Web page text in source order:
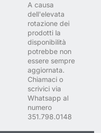
A causa
dell'elevata
rotazione dei
prodotti la
disponibilità
potrebbe non
essere sempre
aggiornata.
Chiamaci o
scrivici via
Whatsapp al
numero
351.798.0148